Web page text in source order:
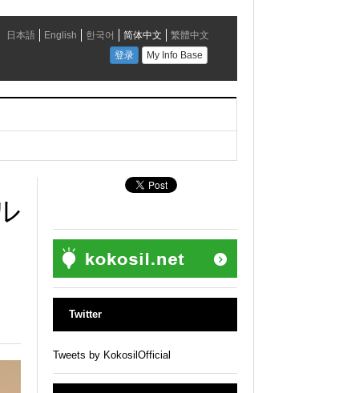
Twitter
Tweets by KokosilOfficial